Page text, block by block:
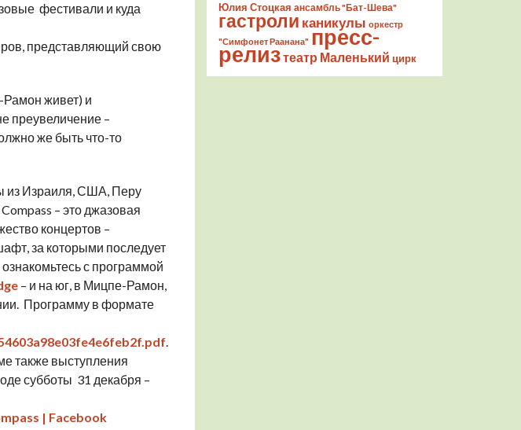
фестивали и куда
представляющий свою
Рамон живет) и
преувеличение –
же быть что-то
из Израиля, США, Перу
– это джазовая
концертов –
за которыми последует
с программой
– и на юг, в Мицпе-Рамон,
Программу в формате
.
также выступления
субботы 31 декабря –
| Facebook
Юлия Стоцкая ансамбль "Бат-Шева"
гастроли каникулы оркестр
"Симфонет Раанана" пресс-
релизтеатр Маленький цирк